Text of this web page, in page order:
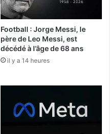
Football : Jorge Messi, le
père de Leo Messi, est
décédé à l’âge de 68 ans
il y a 14 heures